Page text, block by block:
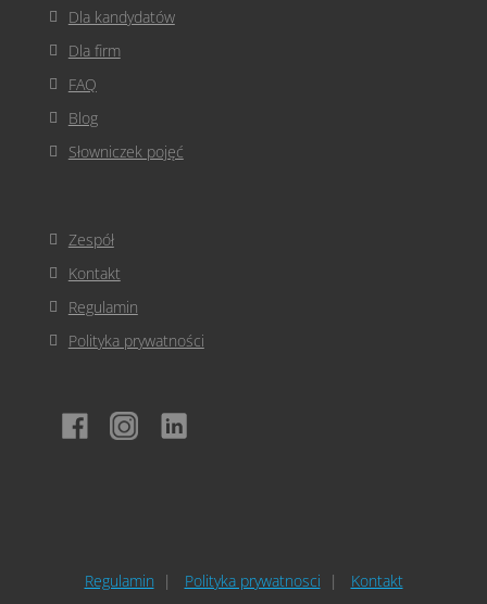
Dla kandydatów
Dla firm
FAQ
Blog
Słowniczek pojęć
Zespół
Kontakt
Regulamin
Polityka prywatności
Regulamin Polityka prywatnosci Kontakt